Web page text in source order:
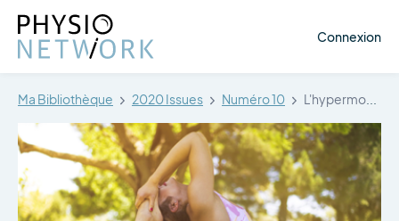
Connexion
Ma Bibliothèque 2020 Issues Numéro 10